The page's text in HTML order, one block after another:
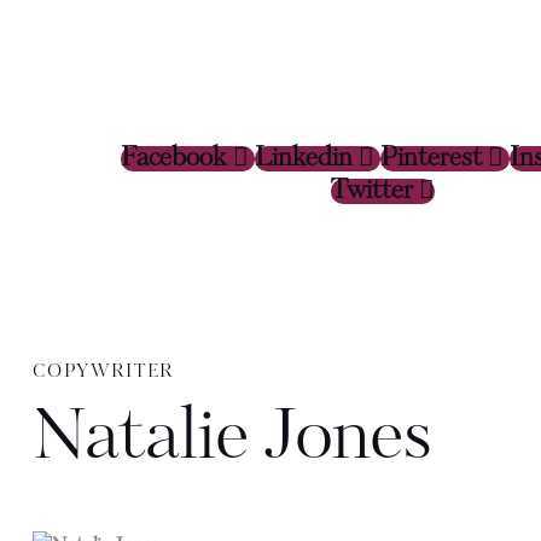
Facebook Linkedin Pinterest
Twitter
COPYWRITER
Natalie Jones